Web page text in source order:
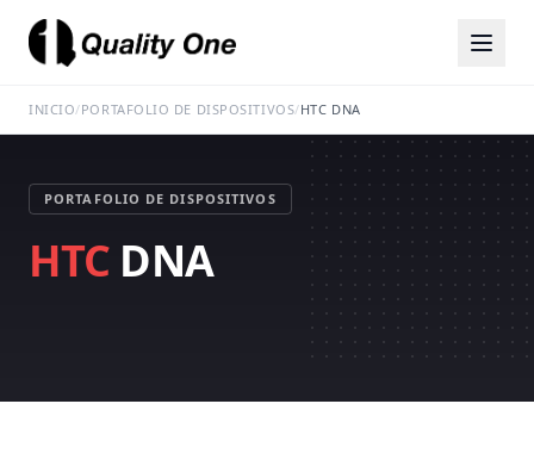
INICIO/PORTAFOLIO DE DISPOSITIVOS/HTC DNA
PORTAFOLIO DE DISPOSITIVOS
HTC DNA